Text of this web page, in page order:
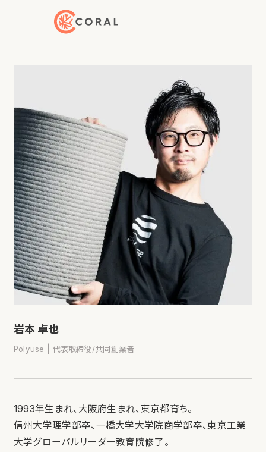
トップページへ戻る
岩本 卓也
Polyuse | 代表取締役/共同創業者
1993年生まれ、大阪府生まれ、東京都育ち。
信州大学理学部卒、一橋大学大学院商学部卒、東京工業
大学グローバルリーダー教育院修了。